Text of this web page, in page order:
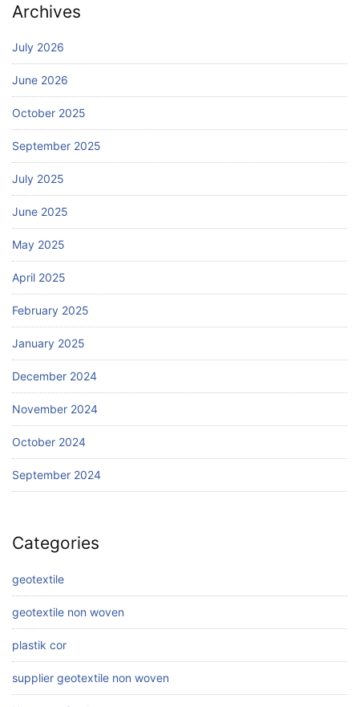
Archives
July 2026
June 2026
October 2025
September 2025
July 2025
June 2025
May 2025
April 2025
February 2025
January 2025
December 2024
November 2024
October 2024
September 2024
Categories
geotextile
geotextile non woven
plastik cor
supplier geotextile non woven